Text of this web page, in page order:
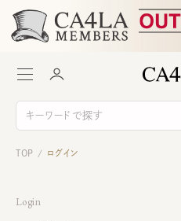
TOP / ログイン
Login